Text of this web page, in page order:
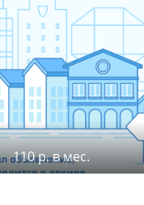
110 р. в мес.